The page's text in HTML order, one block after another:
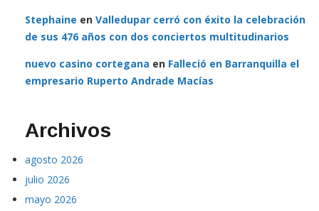
Stephaine en Valledupar cerró con éxito la celebración
de sus 476 años con dos conciertos multitudinarios
nuevo casino cortegana en Falleció en Barranquilla el
empresario Ruperto Andrade Macías
Archivos
agosto 2026
julio 2026
mayo 2026